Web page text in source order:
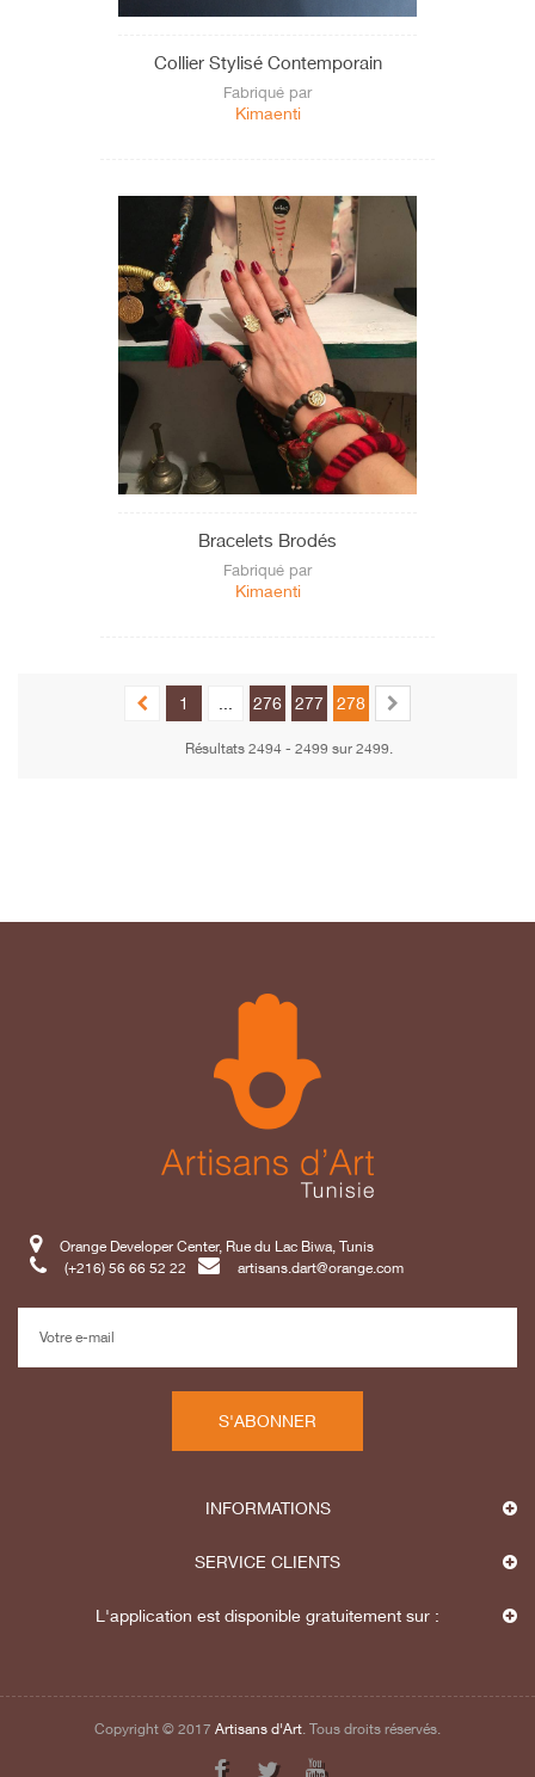
Collier Stylisé Contemporain
Fabriqué par
Kimaenti
Bracelets Brodés
Fabriqué par
Kimaenti
1 276 277 278
Résultats 2494 - 2499 sur 2499.
Orange Developer Center, Rue du Lac Biwa, Tunis
(+216) 56 66 52 22
artisans.dart@orange.com
S'ABONNER
INFORMATIONS
SERVICE CLIENTS
L'application est disponible gratuitement sur :
Copyright © 2017 Artisans d'Art . Tous droits réservés.